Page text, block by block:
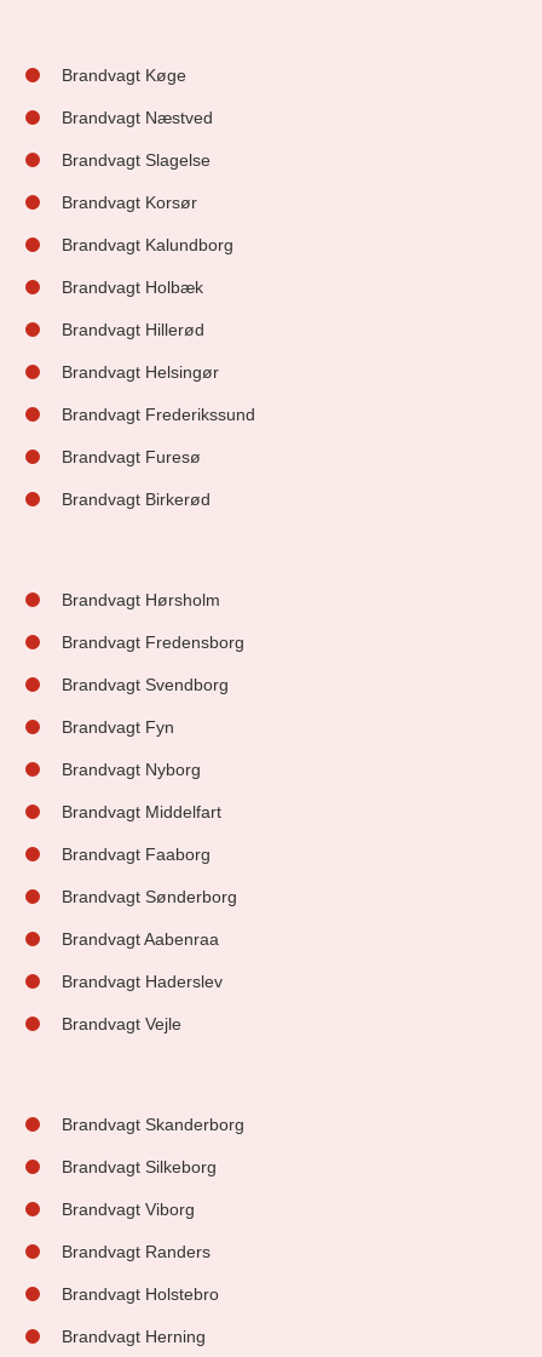
Brandvagt Køge
Brandvagt Næstved
Brandvagt Slagelse
Brandvagt Korsør
Brandvagt Kalundborg
Brandvagt Holbæk
Brandvagt Hillerød
Brandvagt Helsingør
Brandvagt Frederikssund
Brandvagt Furesø
Brandvagt Birkerød
Brandvagt Hørsholm
Brandvagt Fredensborg
Brandvagt Svendborg
Brandvagt Fyn
Brandvagt Nyborg
Brandvagt Middelfart
Brandvagt Faaborg
Brandvagt Sønderborg
Brandvagt Aabenraa
Brandvagt Haderslev
Brandvagt Vejle
Brandvagt Skanderborg
Brandvagt Silkeborg
Brandvagt Viborg
Brandvagt Randers
Brandvagt Holstebro
Brandvagt Herning